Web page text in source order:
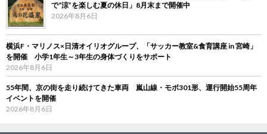
で“涼”を楽しむ夏の休日」8月末まで開催中
2026年8月6日
横浜F・マリノス×日清オイリオグループ、「サッカー教室&食育講座 in 宮崎」
を開催 小学1年生～3年生の身体づくりをサポート
2026年8月6日
55年間、京の街を走り続けてきた車両 嵐山線・モボ301形、運行開始55周年
イベントを開催
2026年8月6日